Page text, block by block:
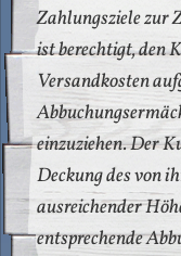
Zahlungsziele zur
ist berechtigt, den
Versandkosten
einzuziehen. Der
Deckung des von
ausreichender
entsprechende